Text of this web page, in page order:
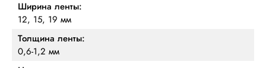
Ширина ленты:
12, 15, 19 мм
Толщина ленты:
0,6-1,2 мм